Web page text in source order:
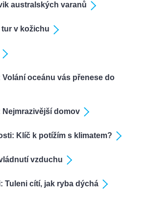
australských varanů
tur v kožichu
oceánu vás přenese do
domov
Klíč k potížím s klimatem?
vzduchu
Tuleni cítí, jak ryba dýchá